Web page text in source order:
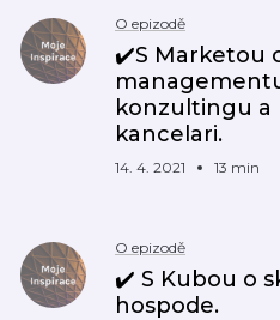
O epizodě
✔️S Marketou
konzultingu a
kancelari.
14. 4. 2021 13 min
O epizodě
✔️ S Kubou o
hospode.